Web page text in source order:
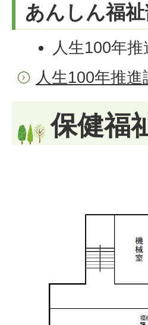
あんしん福
人生100年
人生100年推進
保健福